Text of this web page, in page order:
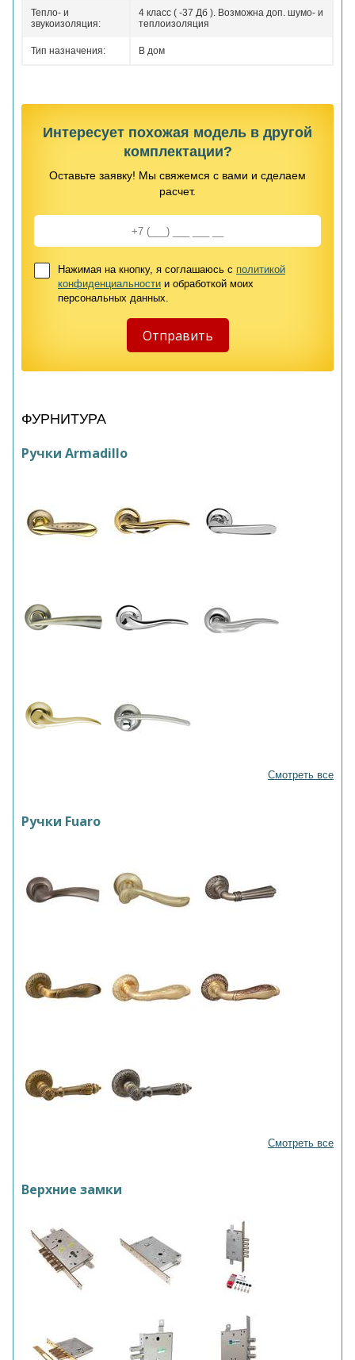
Тепло- и
звукоизоляция:
4 класс ( -37 Дб ). Возможна доп. шумо- и
теплоизоляция
Тип назначения: В дом
Интересует похожая модель в другой
комплектации?
Оставьте заявку! Мы свяжемся с вами и сделаем
расчет.
Нажимая на кнопку, я соглашаюсь с политикой
конфиденциальности и обработкой моих
персональных данных.
ФУРНИТУРА
Ручки Armadillo
Смотреть все
Ручки Fuaro
Смотреть все
Верхние замки